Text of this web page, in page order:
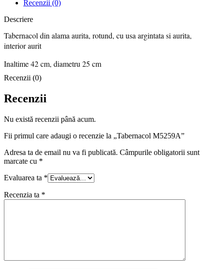
Recenzii (0)
Descriere
Tabernacol din alama aurita, rotund, cu usa argintata si aurita,
interior aurit
Inaltime 42 cm, diametru 25 cm
Recenzii (0)
Recenzii
Nu există recenzii până acum.
Fii primul care adaugi o recenzie la „Tabernacol M5259A”
Adresa ta de email nu va fi publicată. Câmpurile obligatorii sunt
marcate cu *
Evaluarea ta *
Recenzia ta *